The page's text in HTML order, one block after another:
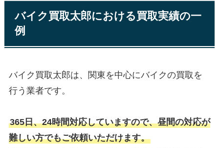
バイク買取太郎における買取実績の一
例
バイク買取太郎は、関東を中心にバイクの買取を
行う業者です。
365日、24時間対応していますので、昼間の対応が
難しい方でもご依頼いただけます。